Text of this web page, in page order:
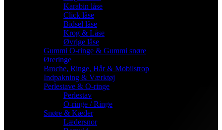
Karabin låse
Click låse
Bidsel låse
Krog & Låse
Øvrige låse
Gummi O-ringe & Gummi snøre
Øreringe
Broche, Ringe, Hår & Mobilstrop
Indpakning & Værktøj
Perlestave & O-ringe
Perlestav
O-ringe / Ringe
Snøre & Kæder
Lædersnor